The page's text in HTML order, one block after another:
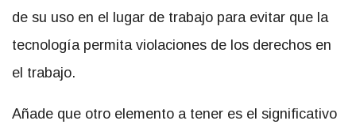
de su uso en el lugar de trabajo para evitar que la
tecnología permita violaciones de los derechos en
el trabajo.
Añade que otro elemento a tener es el significativo